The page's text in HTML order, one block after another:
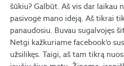
šūkiu? Galbūt. Aš vis dar laikau
pasivogė mano idėją. Aš tikrai
panaudosiu. Buvau sugalvojęs
Netgi kažkuriame facebook‘o
užsilikęs. Taigi, aš tam tikrą